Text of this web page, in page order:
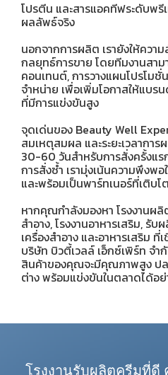
โปรตีน และสารแอคทีฟระดับพรี
ผลลัพธ์จริง
นอกจากการผลิต เรายังให้คว
กลยุทธ์การขาย โดยทีมงานสาม
คอนเทนต์, การวางแผนโปรโมชั่
จำหน่าย เพื่อเพิ่มโอกาสให้แบร
ที่มีการแข่งขันสูง
จุดเด่นของ Beauty Well
สมเหตุสมผล และระยะเวลาการ
30-60 วันสำหรับการสั่งครั้งแร
การสั่งซ้ำ เรามุ่งเน้นความพึงพ
และพร้อมเป็นพาร์ทเนอร์ที่เติบ
หากคุณกำลังมองหา โรงงานผลิ
สำอาง, โรงงานอาหารเสริม, รั
เครื่องสำอาง และอาหารเสริม ที่
บริษัท บิวตี้เวลล์ เอ็กซ์เพิร์ท จำ
สินค้าของคุณจะมีคุณภาพสูง ป
ต่าง พร้อมแข่งขันในตลาดได้อย่
โรงงานรับผลิตครีมที่ดี